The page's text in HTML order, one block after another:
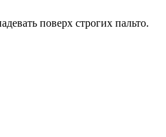
поверх строгих пальто.